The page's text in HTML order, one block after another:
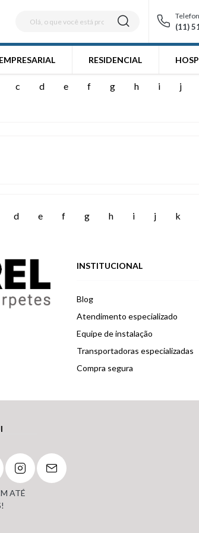
(11)
EMPRESARIAL RESIDENCIAL
c d e f g h i j
d e f g h i j k
INSTITUCIONAL
Blog
Atendimento especializado
Equipe de instalação
Transportadoras especializadas
Compra segura
ATÉ